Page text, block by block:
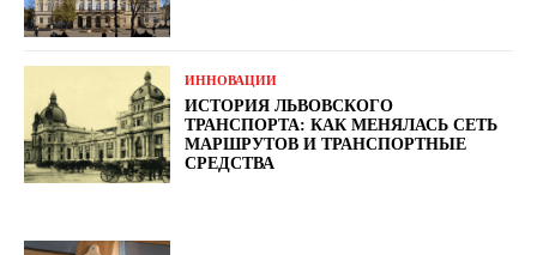
ИННОВАЦИИ
ИСТОРИЯ ЛЬВОВСКОГО
ТРАНСПОРТА: КАК МЕНЯЛАСЬ СЕТЬ
МАРШРУТОВ И ТРАНСПОРТНЫЕ
СРЕДСТВА